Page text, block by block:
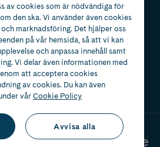
av cookies som är nödvändiga för
den ska. Vi använder även cookies
marknadsföring. Det hjälper oss
på vår hemsida, så att vi kan
och anpassa innehåll samt
Vi delar även informationen med
att acceptera cookies
av cookies. Du kan även
vårCookie Policy
Avvisa alla